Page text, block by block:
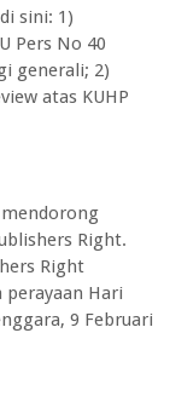
sini: 1)
Pers No 40
generali; 2)
atas KUHP
Right.
Right
perayaan Hari
9 Februari